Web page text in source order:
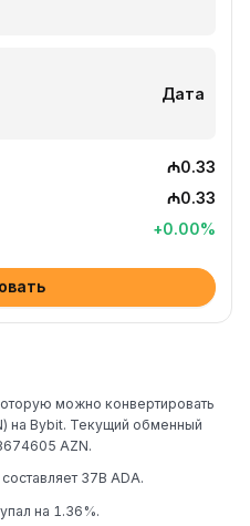
Дата
₼0.33
₼0.33
+0.00%
можно конвертировать
на Bybit. Текущий обменный
AZN.
37B ADA.
на 1.36%.